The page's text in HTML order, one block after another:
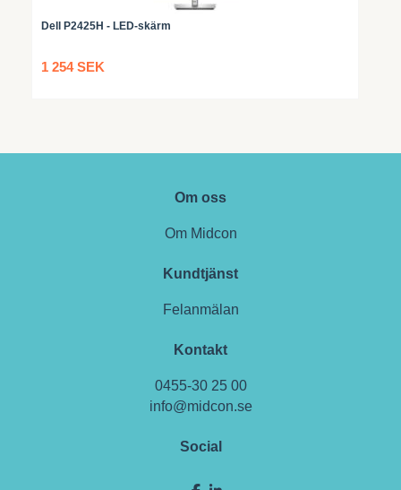
Dell P2425H - LED-skärm
1 254 SEK
Om oss
Om Midcon
Kundtjänst
Felanmälan
Kontakt
0455-30 25 00
info@midcon.se
Social